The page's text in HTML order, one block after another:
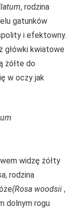
, rodzina
gatunków
i efektowny.
główki kwiatowe
żółte do
w oczy jak
widzę żółty
, rodzina
(Rosa woodsii ,
dolnym rogu